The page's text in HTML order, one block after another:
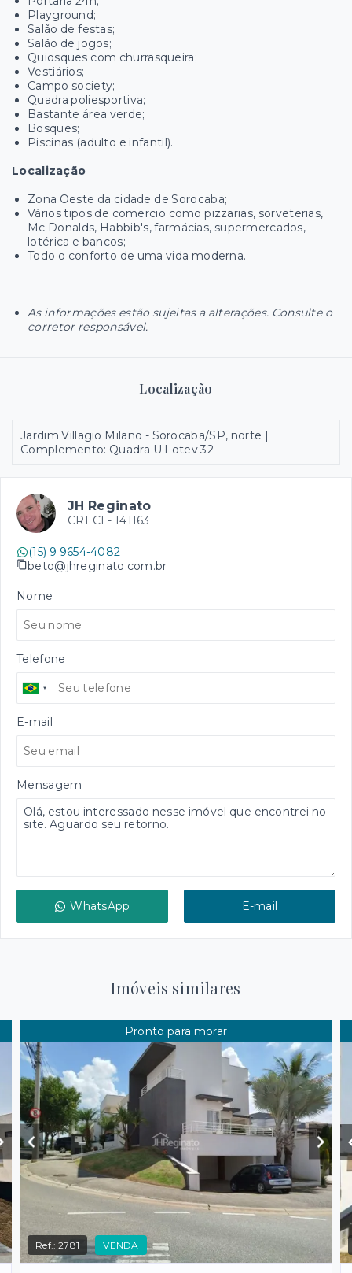
Playground;
Salão de festas;
Salão de jogos;
Quiosques com churrasqueira;
Vestiários;
Campo society;
Quadra poliesportiva;
Bastante área verde;
Bosques;
Piscinas (adulto e infantil).
Localização
Zona Oeste da cidade de Sorocaba;
Vários tipos de comercio como pizzarias, sorveterias,
Mc Donalds, Habbib's, farmácias, supermercados,
lotérica e bancos;
Todo o conforto de uma vida moderna.
As informações estão sujeitas a alterações. Consulte o
corretor responsável.
Localização
Jardim Villagio Milano - Sorocaba/SP, norte |
Complemento: Quadra U Lotev 32
JH Reginato
CRECI - 141163
(15) 9 9654-4082
beto@jhreginato.com.br
Nome
Telefone
E-mail
Mensagem
WhatsApp E-mail
Imóveis similares
Pronto para morar
Ref.:2781 VENDA